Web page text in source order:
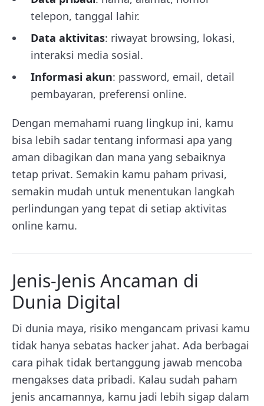
telepon, tanggal lahir.
Data aktivitas: riwayat browsing, lokasi,
interaksi media sosial.
Informasi akun: password, email, detail
pembayaran, preferensi online.
Dengan memahami ruang lingkup ini, kamu
bisa lebih sadar tentang informasi apa yang
aman dibagikan dan mana yang sebaiknya
tetap privat. Semakin kamu paham privasi,
semakin mudah untuk menentukan langkah
perlindungan yang tepat di setiap aktivitas
online kamu.
Jenis-Jenis Ancaman di
Dunia Digital
Di dunia maya, risiko mengancam privasi kamu
tidak hanya sebatas hacker jahat. Ada berbagai
cara pihak tidak bertanggung jawab mencoba
mengakses data pribadi. Kalau sudah paham
jenis ancamannya, kamu jadi lebih sigap dalam